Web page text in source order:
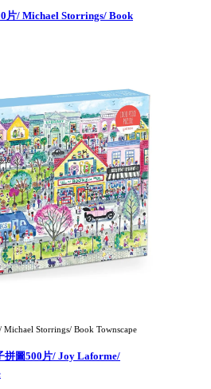
片/ Michael Storrings/ Book
Storrings/ Book Townscape
拼圖500片/ Joy Laforme/